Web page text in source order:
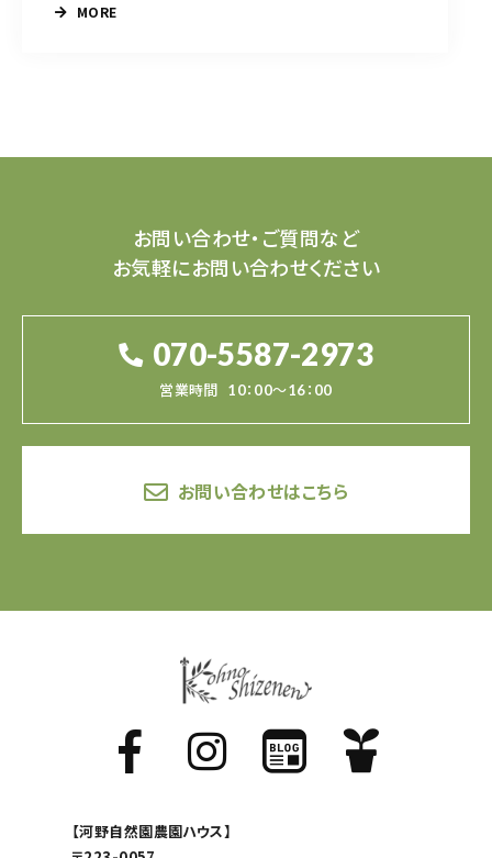
MORE
お問い合わせ・ご質問など
お気軽にお問い合わせください
070-5587-2973
営業時間 10：00～16：00
お問い合わせはこちら
【河野自然園農園ハウス】